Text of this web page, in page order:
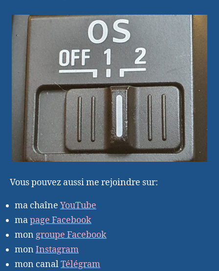
Vous pouvez aussi me rejoindre sur:
ma chaîne YouTube
mapage Facebook
mon groupe Facebook
mon Instagram
mon canalTélégram